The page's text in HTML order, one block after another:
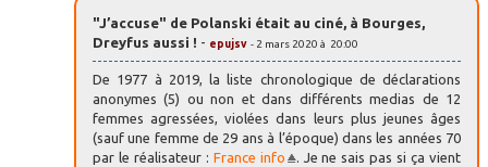
"J’accuse" de Polanski était au ciné, à Bourges,
Dreyfus aussi ! - epujsv - 2 mars 2020 à 20:00
De 1977 à 2019, la liste chronologique de déclarations
anonymes (5) ou non et dans différents medias de 12
femmes agressées, violées dans leurs plus jeunes âges
(sauf une femme de 29 ans à l’époque) dans les années 70
par le réalisateur : France info
. Je ne sais pas si ça vient